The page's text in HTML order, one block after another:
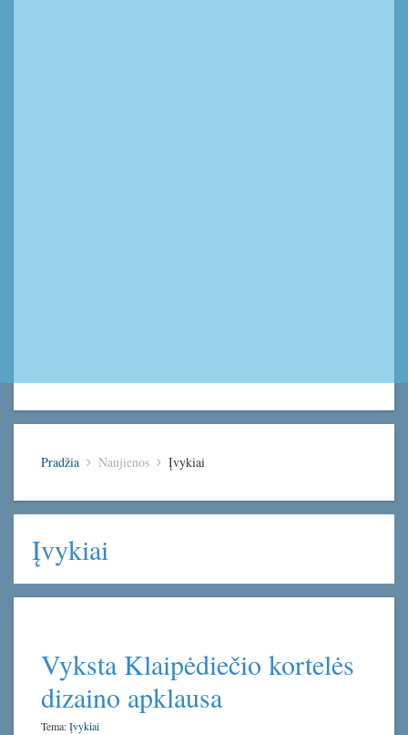
Pradžia Naujienos Įvykiai
Įvykiai
Vyksta Klaipėdiečio kortelės
dizaino apklausa
Tema:Įvykiai